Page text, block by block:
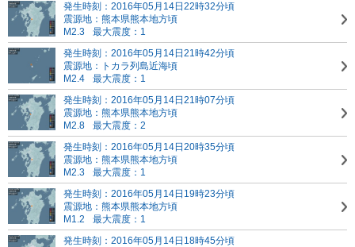
発生時刻：2016年05月14日22時32分頃
震源地：熊本県熊本地方頃
M2.3
最大震度：1
発生時刻：2016年05月14日21時42分頃
震源地：トカラ列島近海頃
M2.4
最大震度：1
発生時刻：2016年05月14日21時07分頃
震源地：熊本県熊本地方頃
M2.8
最大震度：2
発生時刻：2016年05月14日20時35分頃
震源地：熊本県熊本地方頃
M2.3
最大震度：1
発生時刻：2016年05月14日19時23分頃
震源地：熊本県熊本地方頃
M1.2
最大震度：1
発生時刻：2016年05月14日18時45分頃